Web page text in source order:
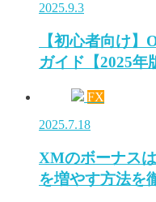
2025.9.3
【初心者向け
ガイド【2025年
FX
2025.7.18
XMのボーナス
を増やす方法を